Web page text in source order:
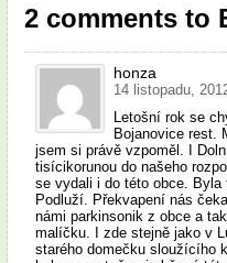
2 comments to
honza
14 listopadu,
Letošní rok se
Bojanovice rest.
jsem si právě vzpoměl. I
tisícikorunou do našeho
se vydali i do této obce.
Podluží. Překvapení nás
námi parkinsonik z obce a
malíčku. I zde stejně jako v
starého domečku sloužícího